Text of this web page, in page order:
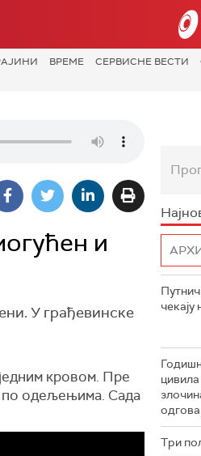
ВРЕМЕ СЕРВИСНЕ ВЕСТИ
и
У грађевинске
кровом. Пре
по одељењима. Сада
Три